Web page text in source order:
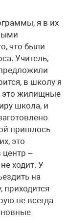
я в их
что были
Учитель,
в школу я
это жилищные
школа, и
пришлось
это
центр –
ходит. У
на
приходится
не всегда